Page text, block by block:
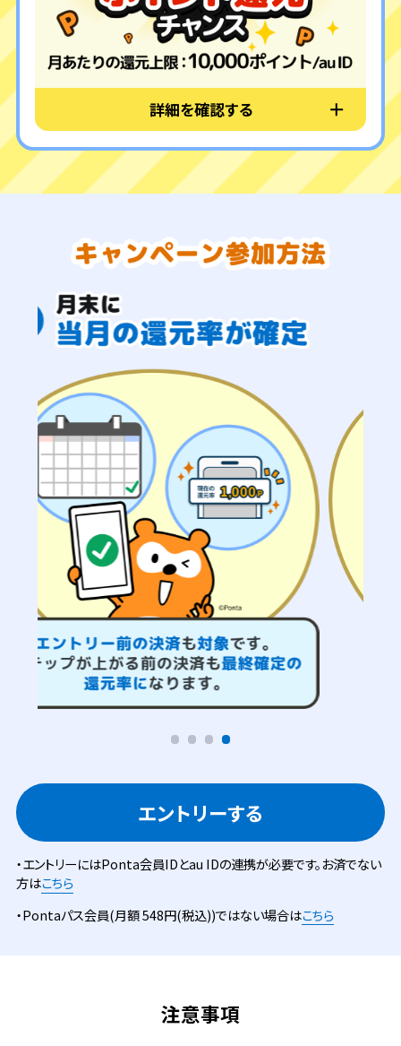
チャージ方法を確認しよう
詳細を確認する
エントリーする
・エントリーにはPonta会員IDとau IDの連携が必要です。お済でない
方はこちら
・Pontaパス会員(月額 548円(税込))ではない場合はこちら
注意事項